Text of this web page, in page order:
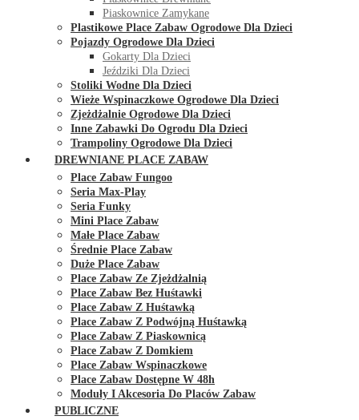
Piaskownice Zamykane
Plastikowe Place Zabaw Ogrodowe Dla Dzieci
Pojazdy Ogrodowe Dla Dzieci
Gokarty Dla Dzieci
Jeździki Dla Dzieci
Stoliki Wodne Dla Dzieci
Wieże Wspinaczkowe Ogrodowe Dla Dzieci
Zjeżdżalnie Ogrodowe Dla Dzieci
Inne Zabawki Do Ogrodu Dla Dzieci
Trampoliny Ogrodowe Dla Dzieci
DREWNIANE PLACE ZABAW
Place Zabaw Fungoo
Seria Max-Play
Seria Funky
Mini Place Zabaw
Małe Place Zabaw
Średnie Place Zabaw
Duże Place Zabaw
Place Zabaw Ze Zjeżdżalnią
Place Zabaw Bez Huśtawki
Place Zabaw Z Huśtawką
Place Zabaw Z Podwójną Huśtawką
Place Zabaw Z Piaskownicą
Place Zabaw Z Domkiem
Place Zabaw Wspinaczkowe
Place Zabaw Dostępne W 48h
Moduły I Akcesoria Do Placów Zabaw
PUBLICZNE